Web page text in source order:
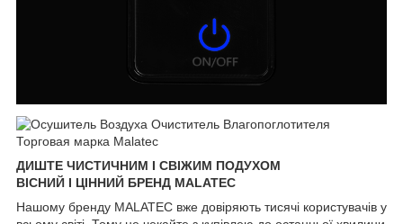
ДИШТЕ ЧИСТИЧНИМ І СВІЖИМ ПОДУХОМ
ВІСНИЙ І ЦІННИЙ БРЕНД MALATEC
Нашому бренду MALATEC вже довіряють тисячі користувачів у